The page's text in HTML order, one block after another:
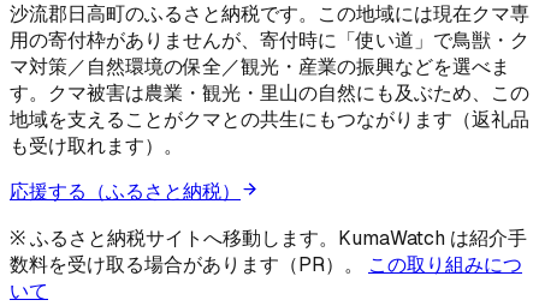
沙流郡日高町のふるさと納税です。この地域には現在クマ専
用の寄付枠がありませんが、寄付時に「使い道」で鳥獣・ク
マ対策／自然環境の保全／観光・産業の振興などを選べま
す。クマ被害は農業・観光・里山の自然にも及ぶため、この
地域を支えることがクマとの共生にもつながります（返礼品
も受け取れます）。
応援する（ふるさと納税）
※ ふるさと納税サイトへ移動します。KumaWatch は紹介手
数料を受け取る場合があります（PR）。
この取り組みにつ
いて